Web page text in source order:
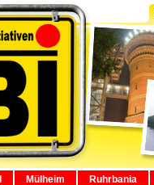
Mülheim Ruhrbania